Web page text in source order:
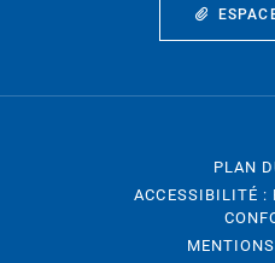
PLAN
ACCESSIBILITÉ :